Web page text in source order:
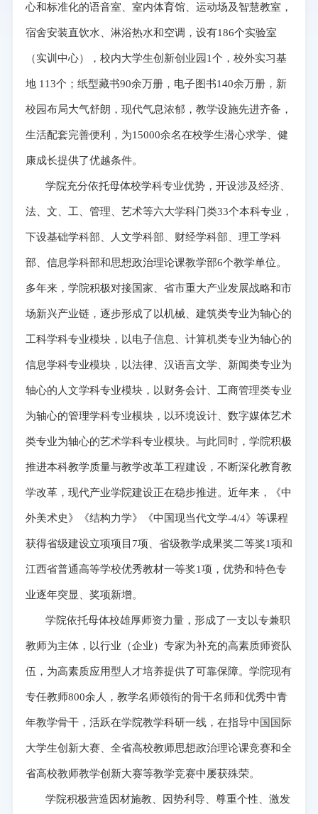
心和标准化的语音室、室内体育馆、运动场及智慧教室，
宿舍安装直饮水、淋浴热水和空调，设有186个实验室
（实训中心），校内大学生创新创业园1个，校外实习基
地 113个；纸型藏书90余万册，电子图书140余万册，新
校园布局大气舒朗，现代气息浓郁，教学设施先进齐备，
生活配套完善便利，为15000余名在校学生潜心求学、健
康成长提供了优越条件。
学院充分依托母体校学科专业优势，开设涉及经济、
法、文、工、管理、艺术等六大学科门类33个本科专业，
下设基础学科部、人文学科部、财经学科部、理工学科
部、信息学科部和思想政治理论课教学部6个教学单位。
多年来，学院积极对接国家、省市重大产业发展战略和市
场新兴产业链，逐步形成了以机械、建筑类专业为轴心的
工科学科专业模块，以电子信息、计算机类专业为轴心的
信息学科专业模块，以法律、汉语言文学、新闻类专业为
轴心的人文学科专业模块，以财务会计、工商管理类专业
为轴心的管理学科专业模块，以环境设计、数字媒体艺术
类专业为轴心的艺术学科专业模块。与此同时，学院积极
推进本科教学质量与教学改革工程建设，不断深化教育教
学改革，现代产业学院建设正在稳步推进。近年来，《中
外美术史》《结构力学》《中国现当代文学-4/4》等课程
获得省级建设立项项目7项、省级教学成果奖二等奖1项和
江西省普通高等学校优秀教材一等奖1项，优势和特色专
业逐年突显、奖项新增。
学院依托母体校雄厚师资力量，形成了一支以专兼职
教师为主体，以行业（企业）专家为补充的高素质师资队
伍，为高素质应用型人才培养提供了可靠保障。学院现有
专任教师800余人，教学名师领衔的骨干名师和优秀中青
年教学骨干，活跃在学院教学科研一线，在指导中国国际
大学生创新大赛、全省高校教师思想政治理论课竞赛和全
省高校教师教学创新大赛等教学竞赛中屡获殊荣。
学院积极营造因材施教、因势利导、尊重个性、激发